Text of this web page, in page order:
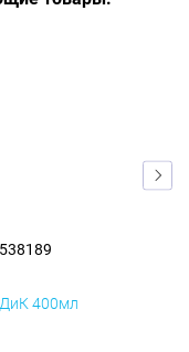
ДиК 400мл